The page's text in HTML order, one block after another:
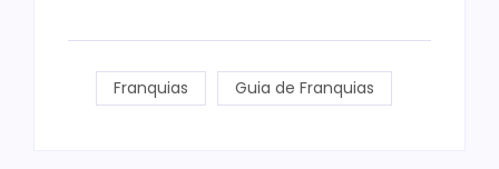
Franquias Guia de Franquias